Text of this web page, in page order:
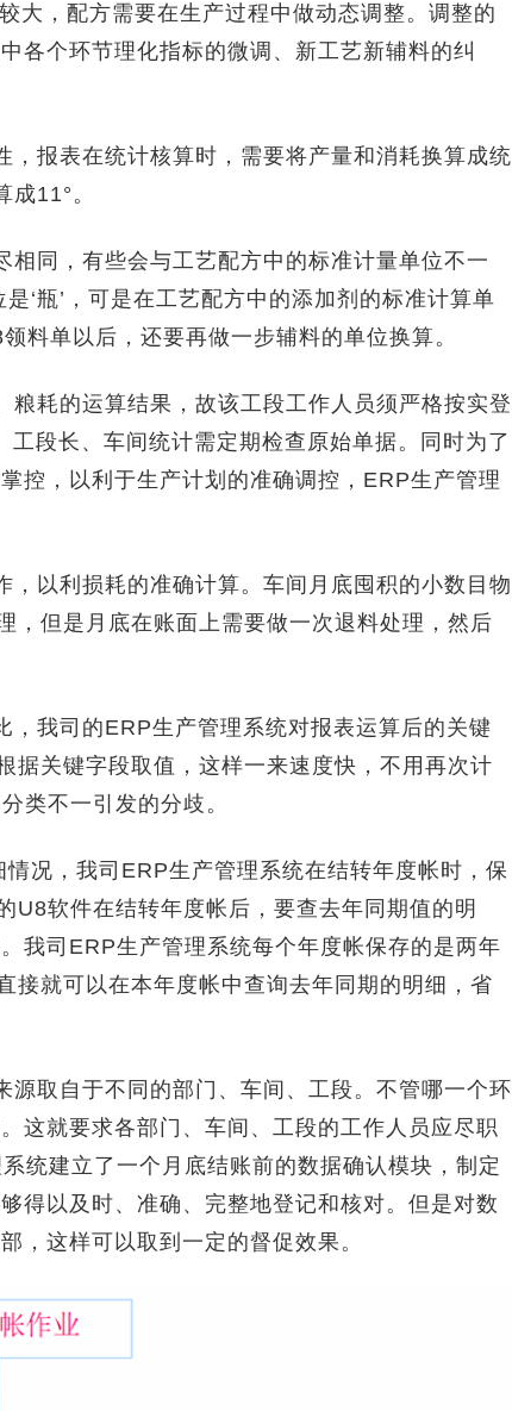
，配方需要在生产过程中做动态调整。调整的
各个环节理化指标的微调、新工艺新辅料的纠
报表在统计核算时，需要将产量和消耗换算成统
11°。
同，有些会与工艺配方中的标准计量单位不一
‘瓶’，可是在工艺配方中的添加剂的标准计算单
料单以后，还要再做一步辅料的单位换算。
耗的运算结果，故该工段工作人员须严格按实登
工段长、车间统计需定期检查原始单据。同时为了
控，以利于生产计划的准确调控，ERP生产管理
以利损耗的准确计算。车间月底囤积的小数目物
，但是月底在账面上需要做一次退料处理，然后
我司的ERP生产管理系统对报表运算后的关键
据关键字段取值，这样一来速度快，不用再次计
类不一引发的分歧。
况，我司ERP生产管理系统在结转年度帐时，保
U8软件在结转年度帐后，要查去年同期值的明
我司ERP生产管理系统每个年度帐保存的是两年
接就可以在本年度帐中查询去年同期的明细，省
取自于不同的部门、车间、工段。不管哪一个环
这就要求各部门、车间、工段的工作人员应尽职
统建立了一个月底结账前的数据确认模块，制定
得以及时、准确、完整地登记和核对。但是对数
，这样可以取到一定的督促效果。